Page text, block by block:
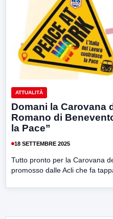
ATTUALITÀ
Domani la Carovana
Romano di
la Pace”
18 SETTEMBRE 2025
Tutto pronto per la Carovana
promosso dalle Acli che fa